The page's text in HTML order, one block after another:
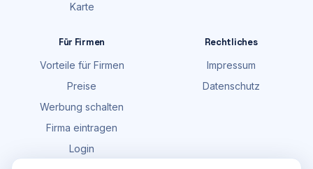
Karte
Für Firmen
Vorteile für Firmen
Preise
Werbung schalten
Firma eintragen
Login
Rechtliches
Impressum
Datenschutz